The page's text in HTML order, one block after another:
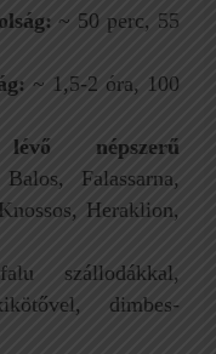
~ 50 perc, 55
~ 1,5-2 óra, 100
népszerű
Falassarna,
Heraklion,
szállodákkal,
dimbes-